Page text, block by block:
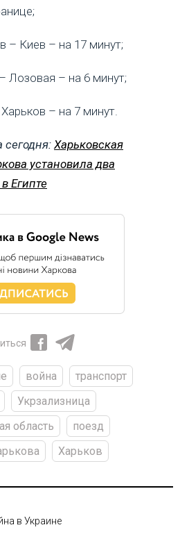
– Киев – на 17 минут;
Лозовая – на 6 минут;
– на 7 минут.
сегодня: Харьковская
установила два
Египте
война
транспорт
Укрзализница
область
поезд
Харьков
в Украине